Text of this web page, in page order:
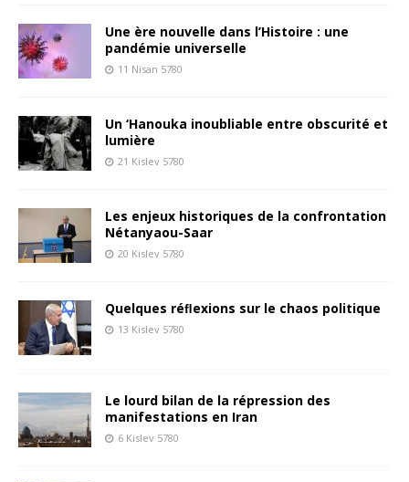
Une ère nouvelle dans l’Histoire : une
pandémie universelle
11 Nisan 5780
Un ‘Hanouka inoubliable entre obscurité et
lumière
21 Kislev 5780
Les enjeux historiques de la confrontation
Nétanyaou-Saar
20 Kislev 5780
Quelques réﬂexions sur le chaos politique
13 Kislev 5780
Le lourd bilan de la répression des
manifestations en Iran
6 Kislev 5780